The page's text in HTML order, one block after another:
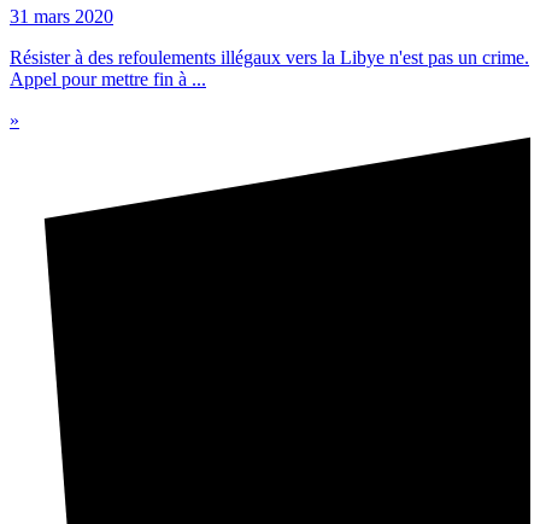
31 mars 2020
Résister à des refoulements illégaux vers la Libye n'est pas un crime.
Appel pour mettre fin à ...
»